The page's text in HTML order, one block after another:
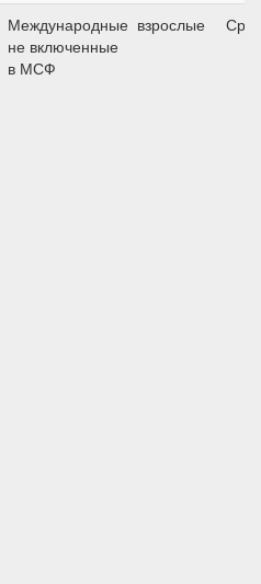
Международные
не включенные
в МСФ
взрослые